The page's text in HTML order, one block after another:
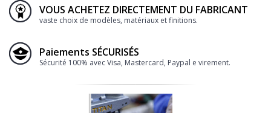
VOUS ACHETEZ DIRECTEMENT DU FABRICANT
vaste choix de modèles, matériaux et finitions.
Paiements SÉCURISÉS
Sécurité 100% avec Visa, Mastercard, Paypal e virement.